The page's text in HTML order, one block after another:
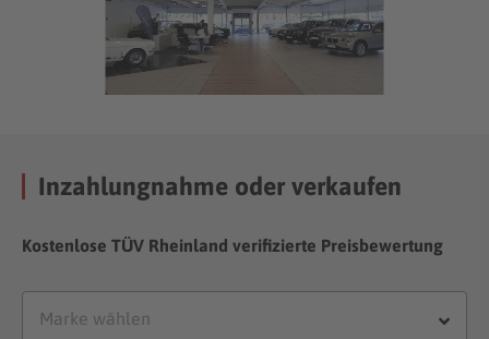
Inzahlungnahme oder verkaufen
Kostenlose TÜV Rheinland verifizierte Preisbewertung